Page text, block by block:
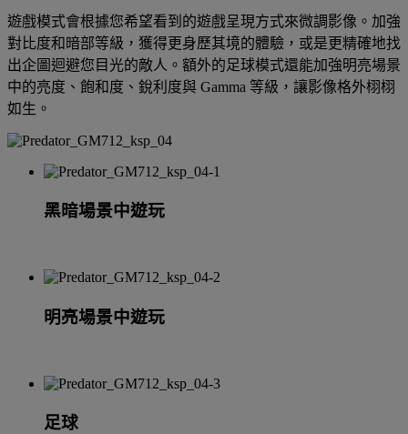
遊戲模式會根據您希望看到的遊戲呈現方式來微調影像。加強
對比度和暗部等級，獲得更身歷其境的體驗，或是更精確地找
出企圖迴避您目光的敵人。額外的足球模式還能加強明亮場景
中的亮度、飽和度、銳利度與 Gamma 等級，讓影像格外栩栩
如生。
黑暗場景中遊玩
明亮場景中遊玩
足球